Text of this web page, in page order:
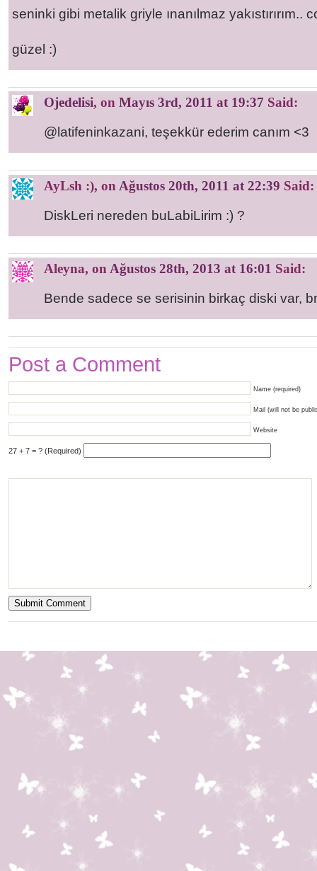
seninki gibi metalik griyle ınanılmaz
güzel :)
Ojedelisi, on Mayıs 3rd, 2011 at 19:37 Said:
@latifeninkazani, teşekkür ederim canım <3
AyLsh :), on Ağustos 20th, 2011 at 22:39 Said:
DiskLeri nereden buLabiLirim :) ?
Aleyna, on Ağustos 28th, 2013 at 16:01 Said:
Bende sadece se serisinin birkaç diski var,
Post a Comment
Name (required)
Mail (will not be
Website
27 + 7 = ? (Required)